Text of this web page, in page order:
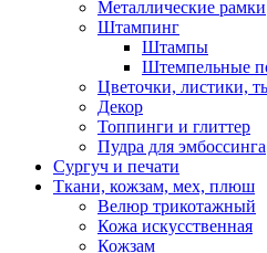
Металлические рамки
Штампинг
Штампы
Штемпельные
Цветочки, листики,
Декор
Топпинги и глиттер
Пудра для эмбоссинга
Сургуч и печати
Ткани, кожзам, мех, плюш
Велюр трикотажный
Кожа искусственная
Кожзам